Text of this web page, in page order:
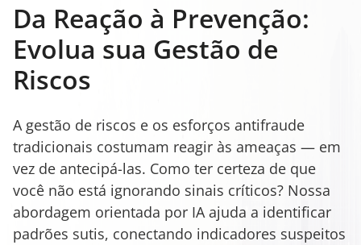
Da Reação à Prevenção:
Evolua sua Gestão de
Riscos
A gestão de riscos e os esforços antifraude
tradicionais costumam reagir às ameaças — em
vez de antecipá-las. Como ter certeza de que
você não está ignorando sinais críticos? Nossa
abordagem orientada por IA ajuda a identificar
padrões sutis, conectando indicadores suspeitos